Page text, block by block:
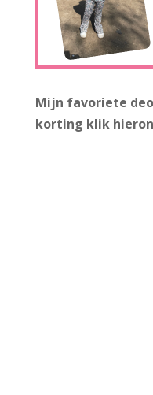
Mijn favoriete
korting klik